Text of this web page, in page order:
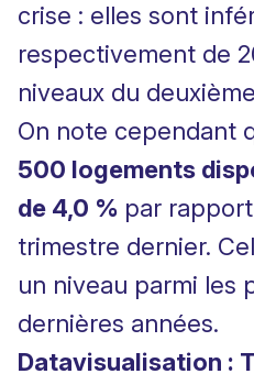
crise : elles sont
respectivement de
niveaux du
On note cependant
500 logements
de 4,0 % par
trimestre dernier.
un niveau parmi les
dernières années.
Datavisualisation :